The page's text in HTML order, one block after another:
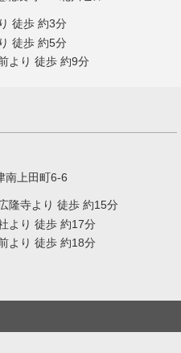
徒歩 約3分
徒歩 約5分
より 徒歩 約9分
南上田町6-6
隆寺より 徒歩 約15分
より 徒歩 約17分
より 徒歩 約18分